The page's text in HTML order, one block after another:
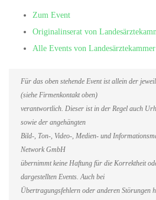
Zum Event
Originalinserat von
Alle Events von Landesärztekammer
Für das oben stehende Event ist allein der
(siehe Firmenkontakt oben)
verantwortlich. Dieser ist in der Regel auch
sowie der angehängten
Bild-, Ton-, Video-, Medien- und
Network GmbH
übernimmt keine Haftung für die Korrektheit
dargestellten Events. Auch bei
Übertragungsfehlern oder anderen Störungen